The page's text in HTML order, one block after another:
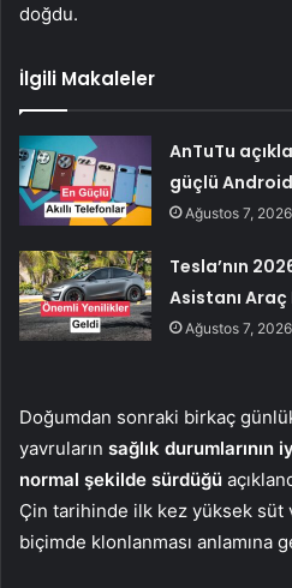
doğdu.
İlgili Makaleler
AnTuTu
güçlü
Ağustos 7, 2026
Tesla’nın
Asistanı
Ağustos 7, 2026
Doğumdan sonraki birkaç
yavruların sağlık
normal şekilde sürdüğü
Çin tarihinde ilk kez yüksek
biçimde klonlanması anlamına